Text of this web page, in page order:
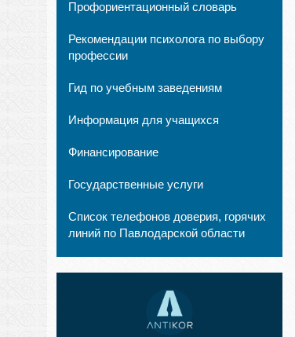
Профориентационный словарь
Рекомендации психолога по выбору
профессии
Гид по учебным заведениям
Информация для учащихся
Финансирование
Государственные услуги
Список телефонов доверия, горячих
линий по Павлодарской области